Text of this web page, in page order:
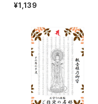
¥1,139